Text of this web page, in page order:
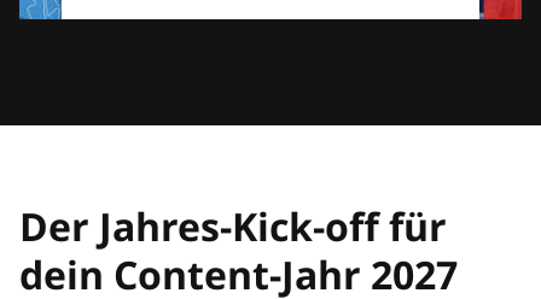
Powered byUsercentrics Consent
Der Jahres-Kick-off für
dein Content-Jahr 2027